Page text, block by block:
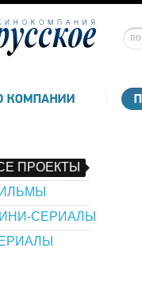
ПРОЕКТЫ
СЕРИАЛЫ